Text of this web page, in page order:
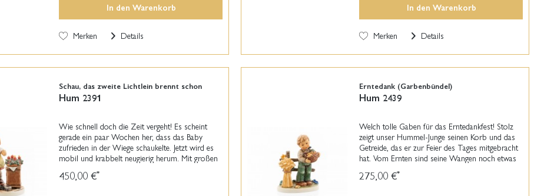
In den Warenkorb
Merken Details
In den Warenkorb
Merken Details
Schau, das zweite Lichtlein brennt schon
Hum 2391
Wie schnell doch die Zeit vergeht! Es scheint
gerade ein paar Wochen her, dass das Baby
zufrieden in der Wiege schaukelte. Jetzt wird es
mobil und krabbelt neugierig herum. Mit großen
zwei...
450,00 €*
Erntedank (Garbenbündel)
Hum 2439
Welch tolle Gaben für das Erntedankfest! Stolz
zeigt unser Hummel-Junge seinen Korb und das
Getreide, das er zur Feier des Tages mitgebracht
hat. Vom Ernten sind seine Wangen noch etwas
ist...
275,00 €*